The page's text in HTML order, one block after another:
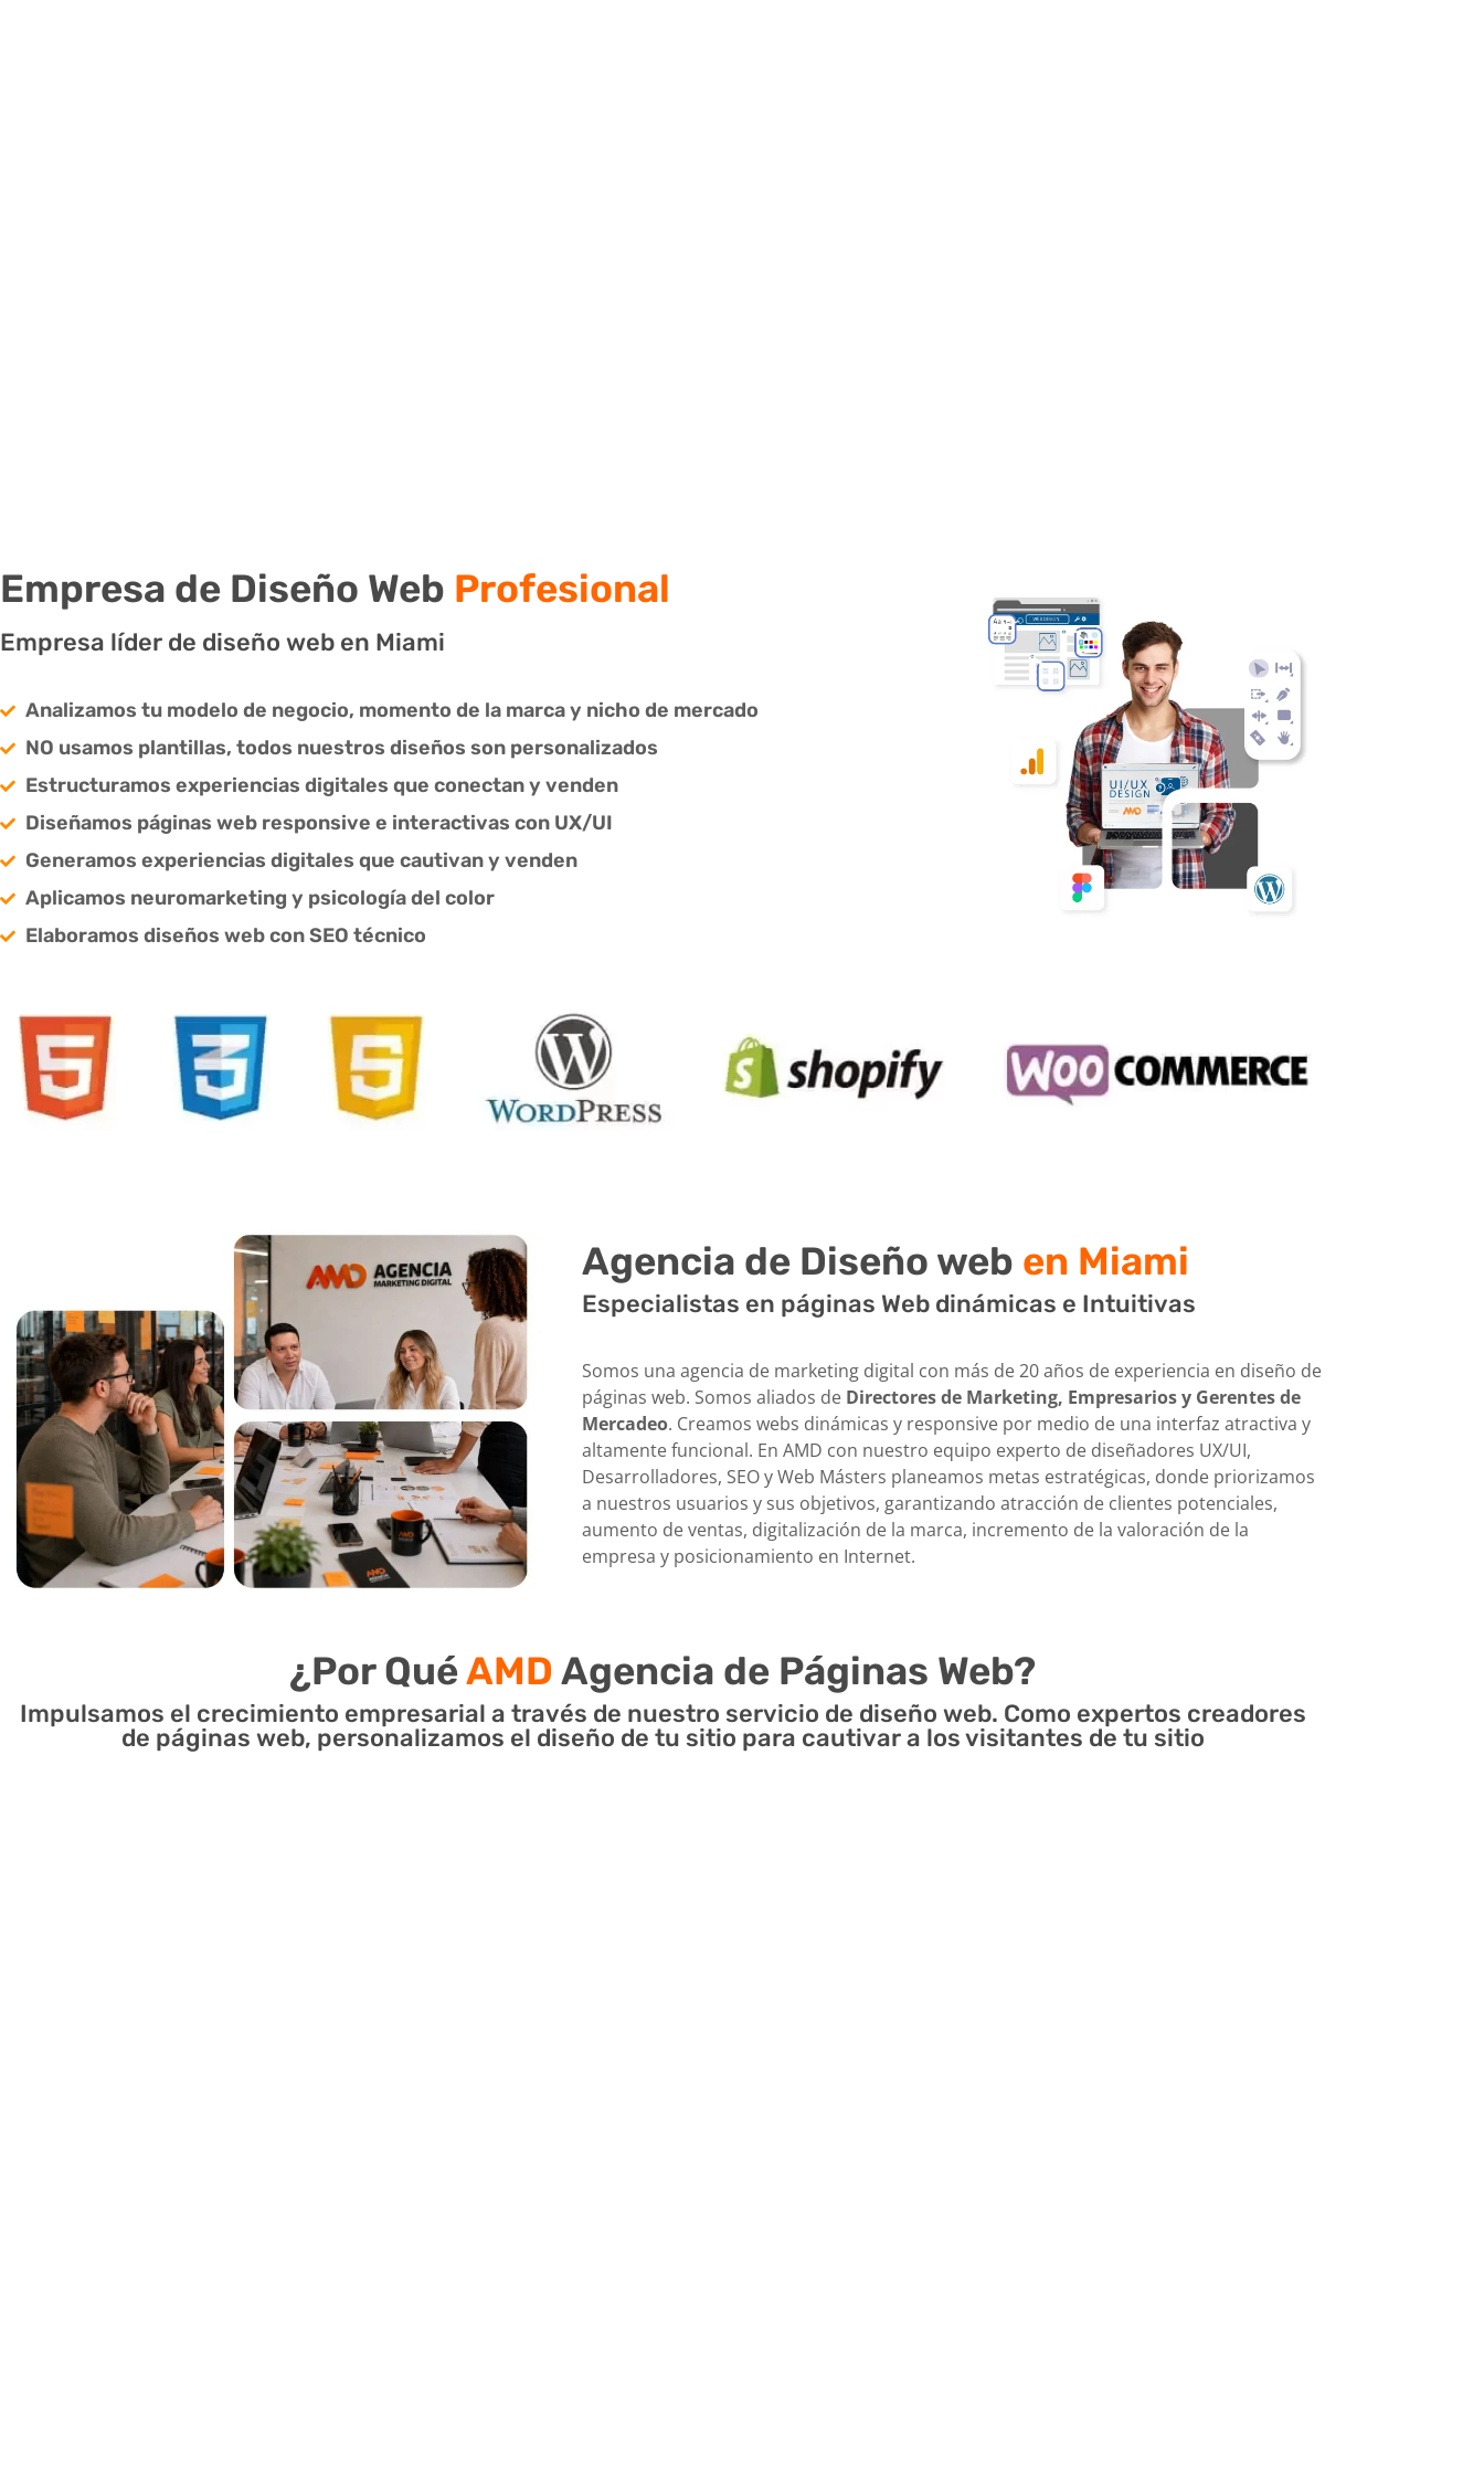
Empresa de Diseño Web Profesional
Empresa líder de diseño web en Miami
Analizamos tu modelo de negocio, momento de la marca y nicho de mercado
NO usamos plantillas, todos nuestros diseños son personalizados
Estructuramos experiencias digitales que conectan y venden
Diseñamos páginas web responsive e interactivas con UX/UI
Generamos experiencias digitales que cautivan y venden
Aplicamos neuromarketing y psicología del color
Elaboramos diseños web con SEO técnico
Agencia de Diseño web en Miami
Especialistas en páginas Web dinámicas e Intuitivas
Somos una agencia de marketing digital con más de 20 años de experiencia en diseño de
páginas web. Somos aliados de Directores de Marketing, Empresarios y Gerentes de
Mercadeo. Creamos webs dinámicas y responsive por medio de una interfaz atractiva y
altamente funcional. En AMD con nuestro equipo experto de diseñadores UX/UI,
Desarrolladores, SEO y Web Másters planeamos metas estratégicas, donde priorizamos
a nuestros usuarios y sus objetivos, garantizando atracción de clientes potenciales,
aumento de ventas, digitalización de la marca, incremento de la valoración de la
empresa y posicionamiento en Internet.
¿Por QuéAMD Agencia de Páginas Web?
Impulsamos el crecimiento empresarial a través de nuestro servicio de diseño web. Como expertos creadores
de páginas web, personalizamos el diseño de tu sitio para cautivar a los visitantes de tu sitio